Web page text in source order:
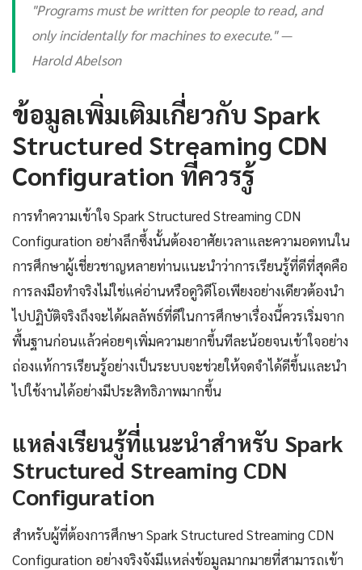
"Programs must be written for people to read, and
only incidentally for machines to execute." —
Harold Abelson
ข้อมูลเพิ่มเติมเกี่ยวกับ Spark
Structured Streaming CDN
Configuration ที่ควรรู้
การทำความเข้าใจ Spark Structured Streaming CDN
Configuration อย่างลึกซึ้งนั้นต้องอาศัยเวลาและความอดทนใน
การศึกษาผู้เชี่ยวชาญหลายท่านแนะนำว่าการเรียนรู้ที่ดีที่สุดคือ
การลงมือทำจริงไม่ใช่แค่อ่านหรือดูวิดีโอเพียงอย่างเดียวต้องนำ
ไปปฏิบัติจริงถึงจะได้ผลลัพธ์ที่ดีในการศึกษาเรื่องนี้ควรเริ่มจาก
พื้นฐานก่อนแล้วค่อยๆเพิ่มความยากขึ้นทีละน้อยจนเข้าใจอย่าง
ถ่องแท้การเรียนรู้อย่างเป็นระบบจะช่วยให้จดจำได้ดีขึ้นและนำ
ไปใช้งานได้อย่างมีประสิทธิภาพมากขึ้น
แหล่งเรียนรู้ที่แนะนำสำหรับ Spark
Structured Streaming CDN
Configuration
สำหรับผู้ที่ต้องการศึกษา Spark Structured Streaming CDN
Configuration อย่างจริงจังมีแหล่งข้อมูลมากมายที่สามารถเข้า